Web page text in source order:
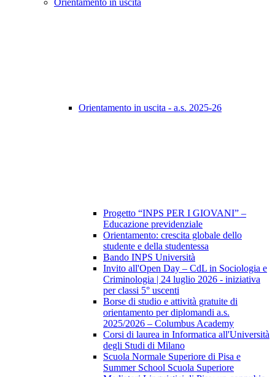
Orientamento in uscita
Orientamento in uscita - a.s. 2025-26
Progetto “INPS PER I GIOVANI” –
Educazione previdenziale
Orientamento: crescita globale dello
studente e della studentessa
Bando INPS Università
Invito all'Open Day – CdL in Sociologia e
Criminologia | 24 luglio 2026 - iniziativa
per classi 5° uscenti
Borse di studio e attività gratuite di
orientamento per diplomandi a.s.
2025/2026 – Columbus Academy
Corsi di laurea in Informatica all'Università
degli Studi di Milano
Scuola Normale Superiore di Pisa e
Summer School Scuola Superiore